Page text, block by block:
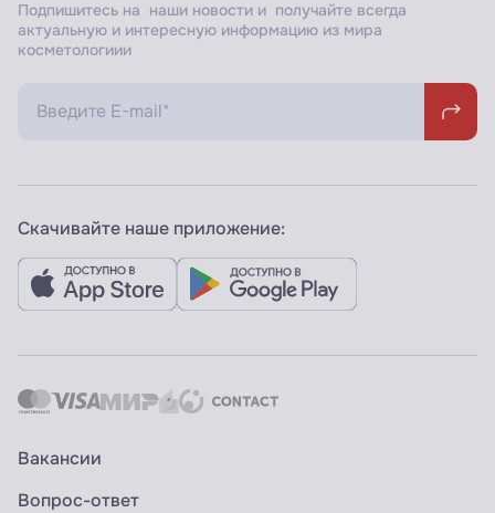
Подпишитесь на наши новости и получайте всегда
актуальную и интересную информацию из мира
косметологиии
Скачивайте наше приложение:
Вакансии
Вопрос-ответ